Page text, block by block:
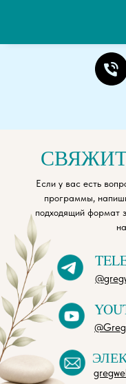
Если у вас есть
программы,
подходящий формат